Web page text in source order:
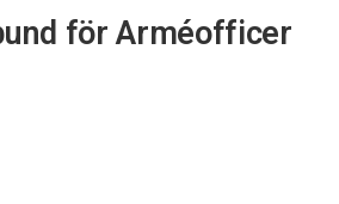
för Arméofficer